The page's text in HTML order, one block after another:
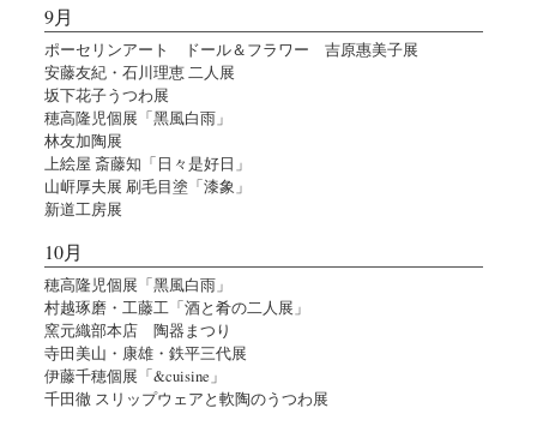
9月
ポーセリンアート ドール＆フラワー 吉原惠美子展
安藤友紀・石川理恵 二人展
坂下花子うつわ展
穂高隆児個展「黑風白雨」
林友加陶展
上絵屋 斎藤知「日々是好日」
山㟁厚夫展 刷毛目塗「漆象」
新道工房展
10月
穂高隆児個展「黑風白雨」
村越琢磨・工藤工「酒と肴の二人展」
窯元織部本店 陶器まつり
寺田美山・康雄・鉄平三代展
伊藤千穂個展「&cuisine」
千田徹 スリップウェアと軟陶のうつわ展